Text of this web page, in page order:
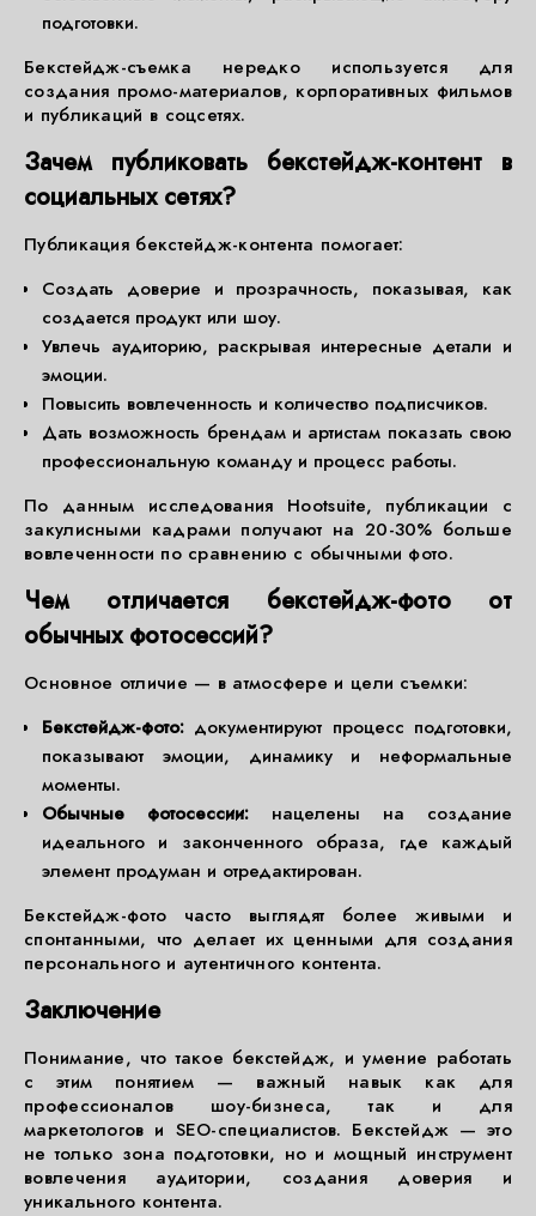
подготовки.
Бекстейдж-съемка нередко используется для
создания промо-материалов, корпоративных фильмов
и публикаций в соцсетях.
Зачем публиковать бекстейдж-контент в
социальных сетях?
Публикация бекстейдж-контента помогает:
Создать доверие и прозрачность, показывая, как
создается продукт или шоу.
Увлечь аудиторию, раскрывая интересные детали и
эмоции.
Повысить вовлеченность и количество подписчиков.
Дать возможность брендам и артистам показать свою
профессиональную команду и процесс работы.
По данным исследования Hootsuite, публикации с
закулисными кадрами получают на 20-30% больше
вовлеченности по сравнению с обычными фото.
Чем отличается бекстейдж-фото от
обычных фотосессий?
Основное отличие — в атмосфере и цели съемки:
Бекстейдж-фото: документируют процесс подготовки,
показывают эмоции, динамику и неформальные
моменты.
Обычные фотосессии: нацелены на создание
идеального и законченного образа, где каждый
элемент продуман и отредактирован.
Бекстейдж-фото часто выглядят более живыми и
спонтанными, что делает их ценными для создания
персонального и аутентичного контента.
Заключение
Понимание, что такое бекстейдж, и умение работать
с этим понятием — важный навык как для
профессионалов шоу-бизнеса, так и для
маркетологов и SEO-специалистов. Бекстейдж — это
не только зона подготовки, но и мощный инструмент
вовлечения аудитории, создания доверия и
уникального контента.